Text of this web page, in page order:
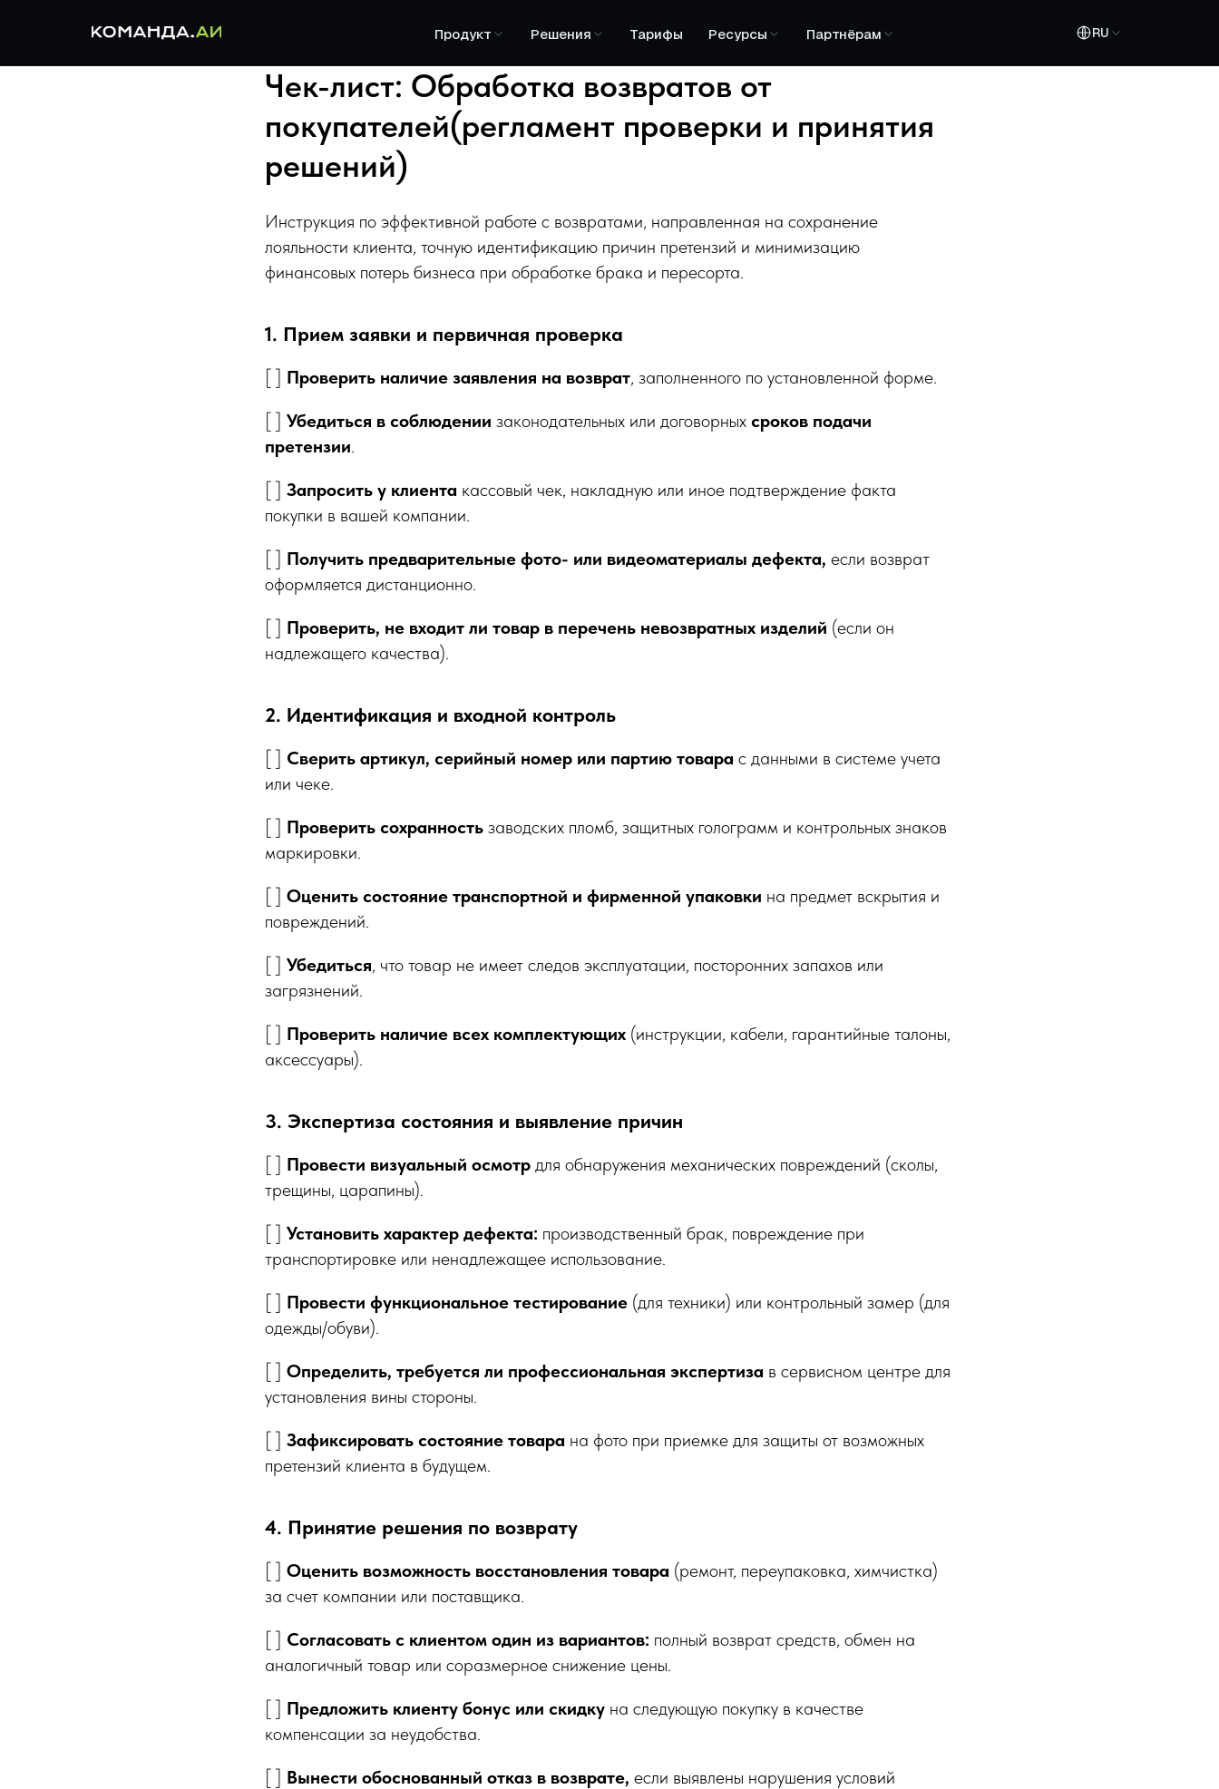
Продукт Решения Тарифы Ресурсы Партнёрам RU
Чек-лист: Обработка возвратов от
покупателей(регламент проверки и принятия
решений)
Инструкция по эффективной работе с возвратами, направленная на сохранение
лояльности клиента, точную идентификацию причин претензий и минимизацию
финансовых потерь бизнеса при обработке брака и пересорта.
1. Прием заявки и первичная проверка
[ ] Проверить наличие заявления на возврат, заполненного по установленной форме.
[ ] Убедиться в соблюдении законодательных или договорных сроков подачи
претензии.
[ ] Запросить у клиента кассовый чек, накладную или иное подтверждение факта
покупки в вашей компании.
[ ] Получить предварительные фото- или видеоматериалы дефекта, если возврат
оформляется дистанционно.
[ ] Проверить, не входит ли товар в перечень невозвратных изделий (если он
надлежащего качества).
2. Идентификация и входной контроль
[ ] Сверить артикул, серийный номер или партию товара с данными в системе учета
или чеке.
[ ] Проверить сохранность заводских пломб, защитных голограмм и контрольных знаков
маркировки.
[ ] Оценить состояние транспортной и фирменной упаковки на предмет вскрытия и
повреждений.
[ ] Убедиться, что товар не имеет следов эксплуатации, посторонних запахов или
загрязнений.
[ ] Проверить наличие всех комплектующих (инструкции, кабели, гарантийные талоны,
аксессуары).
3. Экспертиза состояния и выявление причин
[ ] Провести визуальный осмотр для обнаружения механических повреждений (сколы,
трещины, царапины).
[ ] Установить характер дефекта: производственный брак, повреждение при
транспортировке или ненадлежащее использование.
[ ] Провести функциональное тестирование (для техники) или контрольный замер (для
одежды/обуви).
[ ] Определить, требуется ли профессиональная экспертиза в сервисном центре для
установления вины стороны.
[ ] Зафиксировать состояние товара на фото при приемке для защиты от возможных
претензий клиента в будущем.
4. Принятие решения по возврату
[ ] Оценить возможность восстановления товара (ремонт, переупаковка, химчистка)
за счет компании или поставщика.
[ ] Согласовать с клиентом один из вариантов: полный возврат средств, обмен на
аналогичный товар или соразмерное снижение цены.
[ ] Предложить клиенту бонус или скидку на следующую покупку в качестве
компенсации за неудобства.
[ ] Вынести обоснованный отказ в возврате, если выявлены нарушения условий